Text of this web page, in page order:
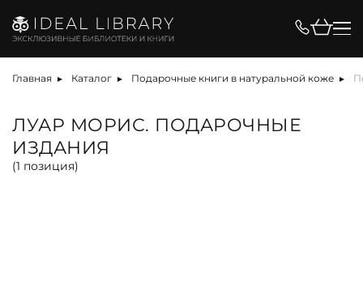
Главная Каталог Подарочные книги в натуральной коже
ЛУАР МОРИС. ПОДАРОЧНЫЕ
ИЗДАНИЯ
(1 позиция)
Цена, ₽
Вид